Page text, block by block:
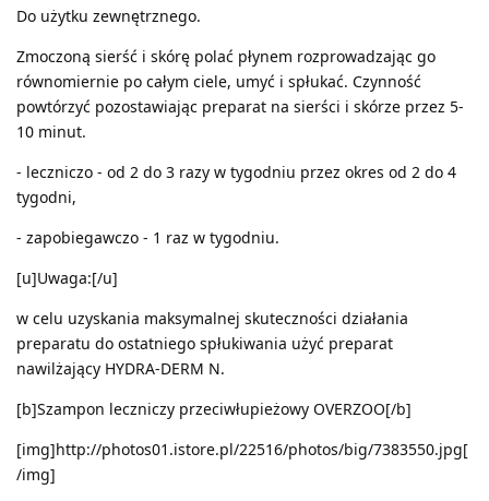
Do użytku zewnętrznego.
Zmoczoną sierść i skórę polać płynem rozprowadzając go
równomiernie po całym ciele, umyć i spłukać. Czynność
powtórzyć pozostawiając preparat na sierści i skórze przez 5-
10 minut.
- leczniczo - od 2 do 3 razy w tygodniu przez okres od 2 do 4
tygodni,
- zapobiegawczo - 1 raz w tygodniu.
[u]Uwaga:[/u]
w celu uzyskania maksymalnej skuteczności działania
preparatu do ostatniego spłukiwania użyć preparat
nawilżający HYDRA-DERM N.
[b]Szampon leczniczy przeciwłupieżowy OVERZOO[/b]
[img]http://photos01.istore.pl/22516/photos/big/7383550.jpg[
/img]